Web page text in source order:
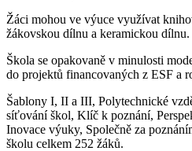
Žáci mohou ve výuce využívat
žákovskou dílnu a keramickou dílnu.
Škola se opakovaně v minulosti
do projektů financovaných z ESF a
Šablony I, II a III, Polytechnické
síťování škol, Klíč k poznání,
Inovace výuky, Společně za
školu celkem 252 žáků.